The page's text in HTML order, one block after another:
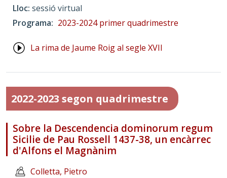
Lloc sessió virtual
Programa
2023-2024 primer quadrimestre
La rima de Jaume Roig al segle XVII
2022-2023 segon quadrimestre
Sobre la Descendencia dominorum regum
Sicilie de Pau Rossell 1437-38, un encàrrec
d'Alfons el Magnànim
Colletta, Pietro